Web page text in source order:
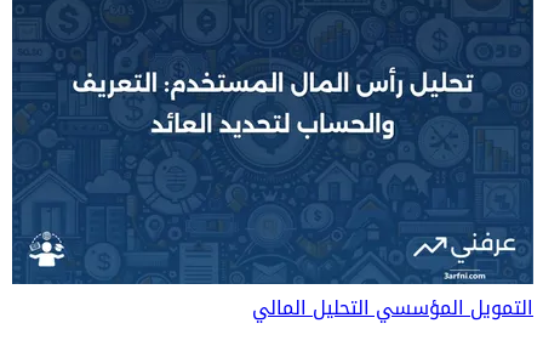
التمويل المؤسسيالتحليل المالي